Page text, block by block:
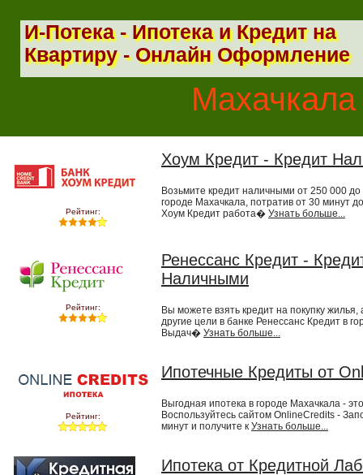
И-Потека - Ипотека и Кредит на
Квартиру - Онлайн Оформление
Махачкала
Рейтинг:
Хоум Кредит - Кредит
Возьмите кредит наличными от 250 000
городе Махачкала, потратив от 30 минут
Хоум Кредит работа� Узнать больше...
Рейтинг:
Ренессанс Кредит -
Наличными
Вы можете взять кредит на покупку
другие цели в банке Ренессанс Кредит в
Выдач� Узнать больше...
Рейтинг:
Ипотечные Кредиты от
Выгодная ипотека в городе Махачкала -
Воспользуйтесь сайтом OnlineCredits -
минут и получите к Узнать больше...
Ипотека от Кредитной